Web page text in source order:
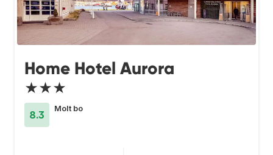
Home Hotel Aurora
★★★
8.3
Molt bo